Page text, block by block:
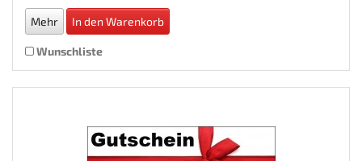
Mehr In den Warenkorb
Wunschliste